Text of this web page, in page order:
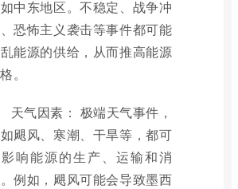
中东地区。不稳定、战争冲
恐怖主义袭击等事件都可能
能源的供给，从而推高能源
。
天气因素： 极端天气事件，
飓风、寒潮、干旱等，都可
响能源的生产、运输和消
例如，飓风可能会导致墨西